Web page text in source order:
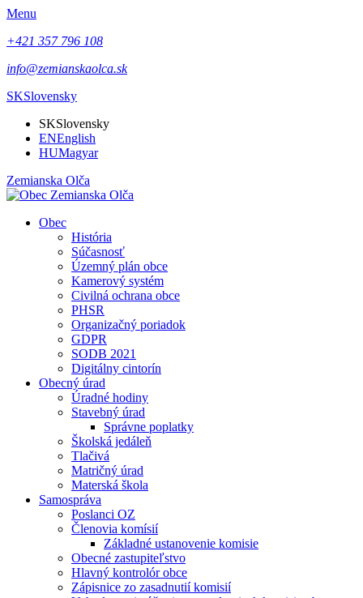
Menu
+421 357 796 108
info@zemianskaolca.sk
SKSlovensky
SKSlovensky
ENEnglish
HUMagyar
Zemianska Olča
Obec
História
Súčasnosť
Územný plán obce
Kamerový systém
Civilná ochrana obce
PHSR
Organizačný poriadok
GDPR
SODB 2021
Digitálny cintorín
Obecný úrad
Úradné hodiny
Stavebný úrad
Správne poplatky
Školská jedáleň
Tlačivá
Matričný úrad
Materská škola
Samospráva
Poslanci OZ
Členovia komísií
Základné ustanovenie komisie
Obecné zastupiteľstvo
Hlavný kontrolór obce
Zápisnice zo zasadnutií komisií